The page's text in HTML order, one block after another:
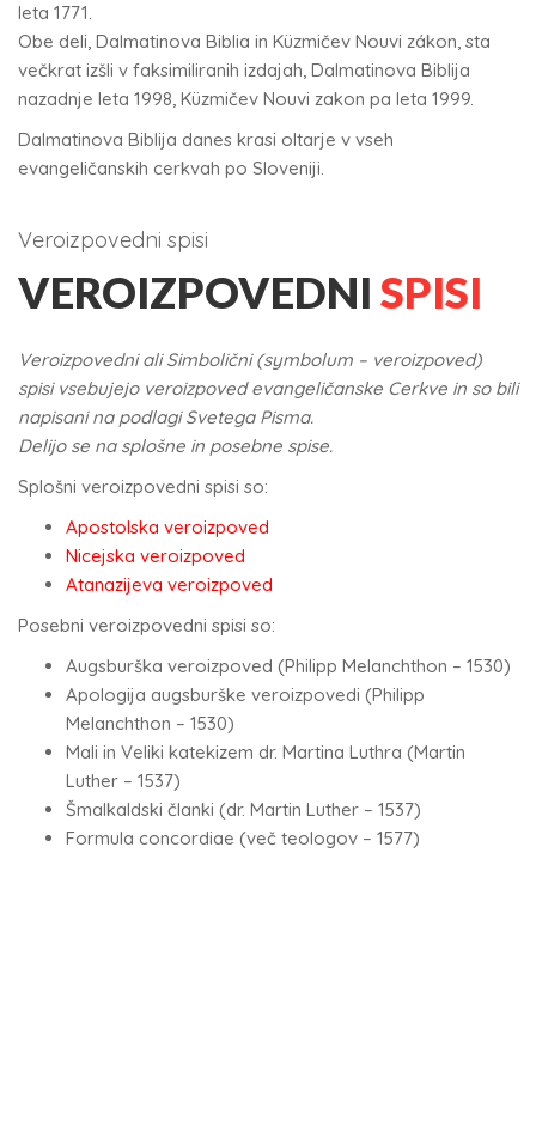
leta 1771.
Obe deli, Dalmatinova Biblia in Küzmičev Nouvi zákon, sta
večkrat izšli v faksimiliranih izdajah, Dalmatinova Biblija
nazadnje leta 1998, Küzmičev Nouvi zakon pa leta 1999.
Dalmatinova Biblija danes krasi oltarje v vseh
evangeličanskih cerkvah po Sloveniji.
Veroizpovedni spisi
VEROIZPOVEDNI SPISI
Veroizpovedni ali Simbolični (symbolum – veroizpoved)
spisi vsebujejo veroizpoved evangeličanske Cerkve in so bili
napisani na podlagi Svetega Pisma.
Delijo se na splošne in posebne spise.
Splošni veroizpovedni spisi so:
Apostolska veroizpoved
Nicejska veroizpoved
Atanazijeva veroizpoved
Posebni veroizpovedni spisi so:
Augsburška veroizpoved (Philipp Melanchthon – 1530)
Apologija augsburške veroizpovedi (Philipp
Melanchthon – 1530)
Mali in Veliki katekizem dr. Martina Luthra (Martin
Luther – 1537)
Šmalkaldski članki (dr. Martin Luther – 1537)
Formula concordiae (več teologov – 1577)